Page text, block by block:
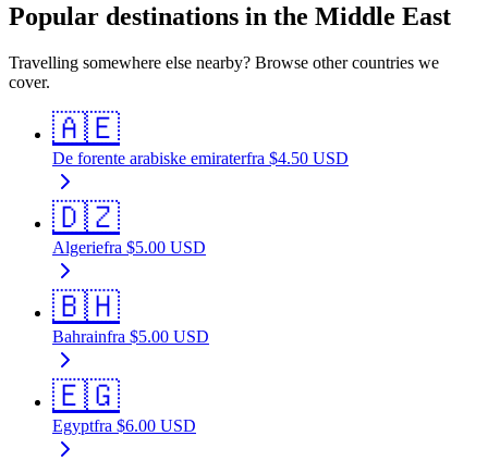
Popular destinations in the Middle East
Travelling somewhere else nearby? Browse other countries we
cover.
🇦🇪
De forente arabiske emiraterfra $4.50 USD
🇩🇿
Algeriefra $5.00 USD
🇧🇭
Bahrainfra $5.00 USD
🇪🇬
Egyptfra $6.00 USD